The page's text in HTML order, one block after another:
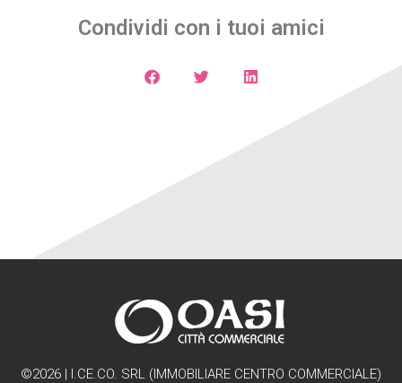
Condividi con i tuoi amici
©2026 | I.CE.CO. SRL (IMMOBILIARE CENTRO COMMERCIALE)